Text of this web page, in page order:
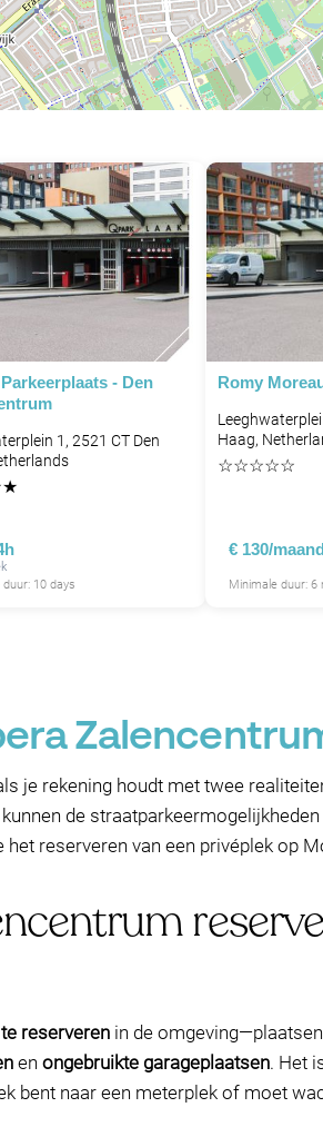
- Den
1, 2521 CT Den
★
10 days
Romy
Haag,
☆☆☆☆☆
€ 130/
Minimale duur: 6
je rekening houdt met twee
de
reserveren van een privéplek op
reserveren in de
en ongebruikte garageplaatsen. Het
bent naar een meterplek of moet